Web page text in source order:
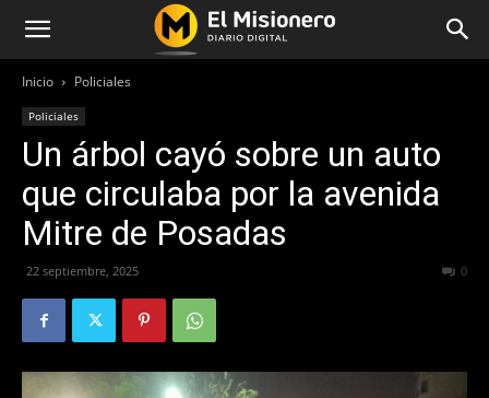
Inicio Policiales
Policiales
Un árbol cayó sobre un auto
que circulaba por la avenida
Mitre de Posadas
22 septiembre, 2025 0